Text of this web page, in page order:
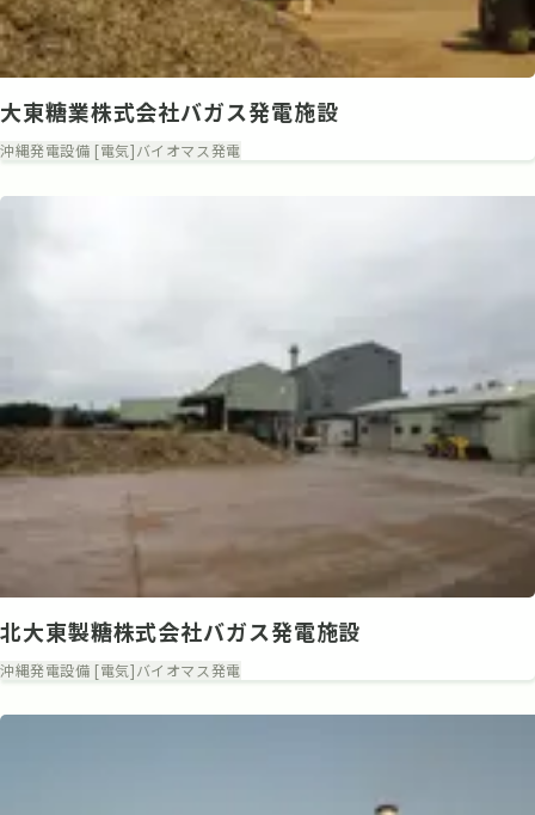
大東糖業株式会社バガス発電施設
沖縄発電設備 [電気]バイオマス発電
北大東製糖株式会社バガス発電施設
沖縄発電設備 [電気]バイオマス発電